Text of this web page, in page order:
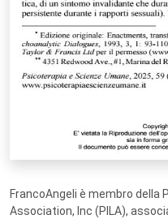
FrancoAngeli è membro della
Association, Inc (PILA),